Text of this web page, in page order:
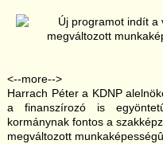
<--more-->
Harrach Péter a KDNP
a finanszírozó is
kormánynak fontos a
megváltozott